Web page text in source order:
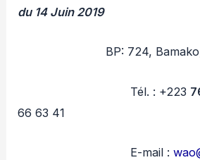
du 14 Juin 2019
BP: 724, Bamako,
Tél. : +223
66 63 41
E-mail :